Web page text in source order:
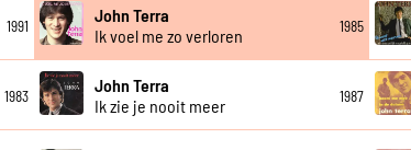
1991
John Terra
Ik voel me zo verloren
1985
1983
John Terra
Ik zie je nooit meer
1987